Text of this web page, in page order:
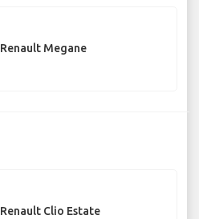
Renault Megane
Renault Clio Estate